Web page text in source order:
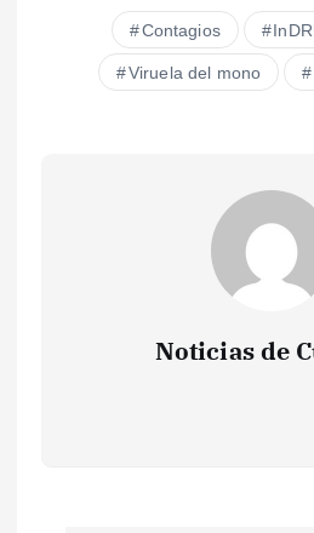
Contagios
Viruela del mono
Noticias de